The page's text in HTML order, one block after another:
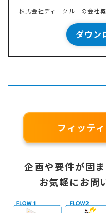
株式会社ディークルーの会社概
ダウン
フィッテ
企画や要件が固
お気軽にお問